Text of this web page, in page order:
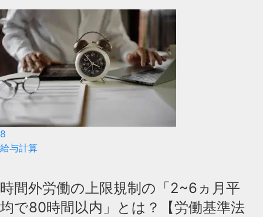
8
給与計算
時間外労働の上限規制の「2~6ヵ月平
均で80時間以内」とは？【労働基準法